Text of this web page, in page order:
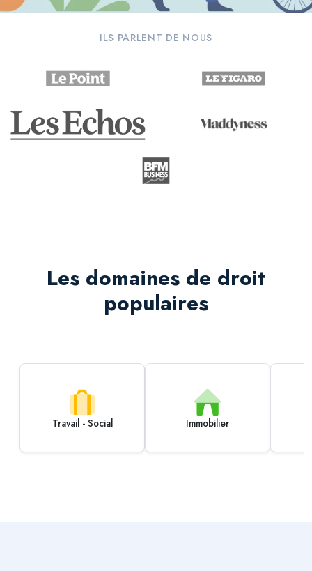
ILS PARLENT DE NOUS
Les domaines de droit
populaires
Travail - Social Immobilier